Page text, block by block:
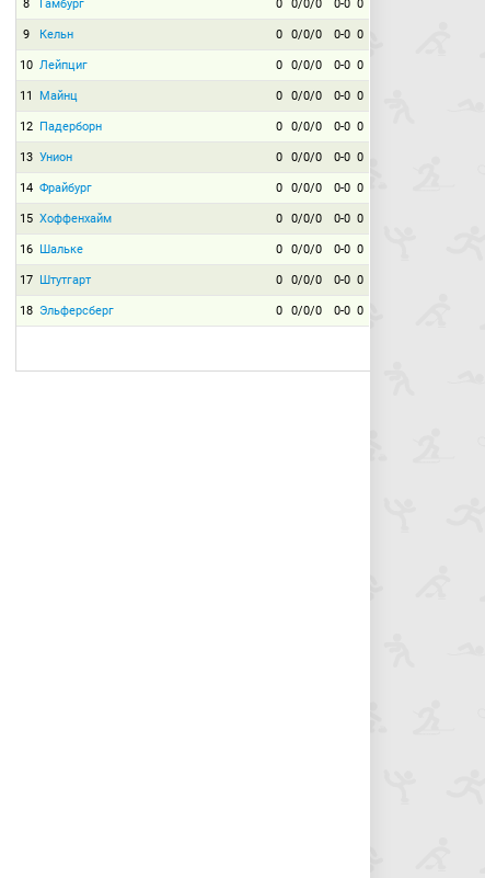
8 Гамбург 0 0/0/0 0-0 0
9 Кельн 0 0/0/0 0-0 0
10 Лейпциг 0 0/0/0 0-0 0
11 Майнц 0 0/0/0 0-0 0
12 Падерборн 0 0/0/0 0-0 0
13 Унион 0 0/0/0 0-0 0
14 Фрайбург 0 0/0/0 0-0 0
15 Хоффенхайм 0 0/0/0 0-0 0
16 Шальке 0 0/0/0 0-0 0
17 Штутгарт 0 0/0/0 0-0 0
18 Эльферсберг 0 0/0/0 0-0 0